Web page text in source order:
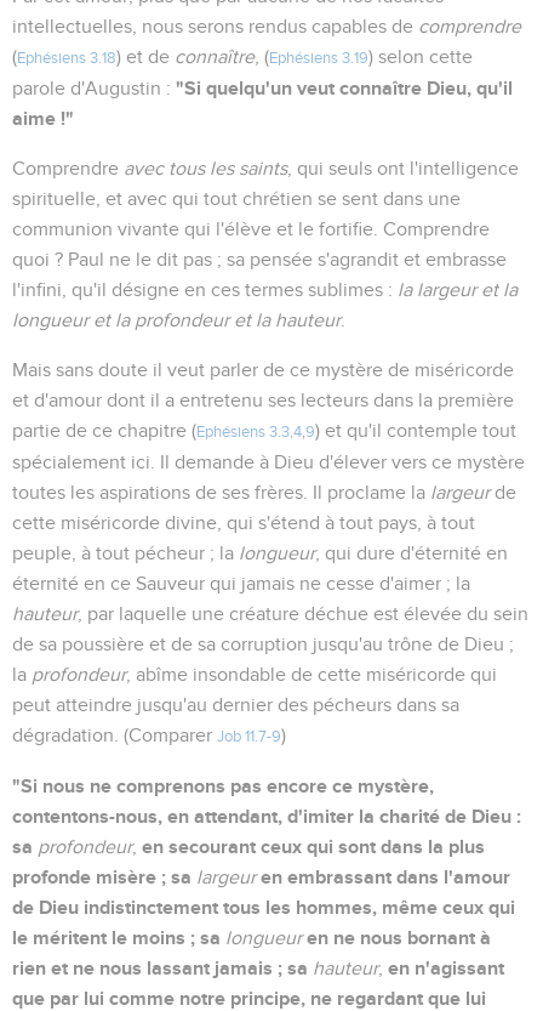
intellectuelles, nous serons rendus capables de comprendre
(Ephésiens 3.18) et de connaître, (Ephésiens 3.19) selon cette
parole d'Augustin : "Si quelqu'un veut connaître Dieu, qu'il
aime !"
Comprendre avec tous les saints, qui seuls ont l'intelligence
spirituelle, et avec qui tout chrétien se sent dans une
communion vivante qui l'élève et le fortifie. Comprendre
quoi ? Paul ne le dit pas ; sa pensée s'agrandit et embrasse
l'infini, qu'il désigne en ces termes sublimes : la largeur et la
longueur et la profondeur et la hauteur.
Mais sans doute il veut parler de ce mystère de miséricorde
et d'amour dont il a entretenu ses lecteurs dans la première
partie de ce chapitre (Ephésiens 3.3,4 9) et qu'il contemple tout
spécialement ici. Il demande à Dieu d'élever vers ce mystère
toutes les aspirations de ses frères. Il proclame la largeurde
cette miséricorde divine, qui s'étend à tout pays, à tout
peuple, à tout pécheur ; la longueur, qui dure d'éternité en
éternité en ce Sauveur qui jamais ne cesse d'aimer ; la
hauteur, par laquelle une créature déchue est élevée du sein
de sa poussière et de sa corruption jusqu'au trône de Dieu ;
la profondeur, abîme insondable de cette miséricorde qui
peut atteindre jusqu'au dernier des pécheurs dans sa
dégradation. (Comparer Job 11.7-9)
"Si nous ne comprenons pas encore ce mystère,
contentons-nous, en attendant, d'imiter la charité de Dieu :
sa profondeur, en secourant ceux qui sont dans la plus
profonde misère ; sa largeur en embrassant dans l'amour
de Dieu indistinctement tous les hommes, même ceux qui
le méritent le moins ; sa longueur en ne nous bornant à
rien et ne nous lassant jamais ; sa hauteur, en n'agissant
que par lui comme notre principe, ne regardant que lui